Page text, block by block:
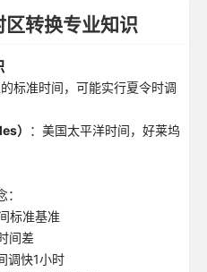
区转换专业知识
标准时间，可能实行夏令时调
）
：美国太平洋时间，好莱坞
标准基准
间差
调快1小时